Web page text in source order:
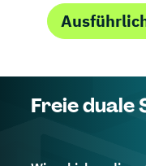
Freie duale